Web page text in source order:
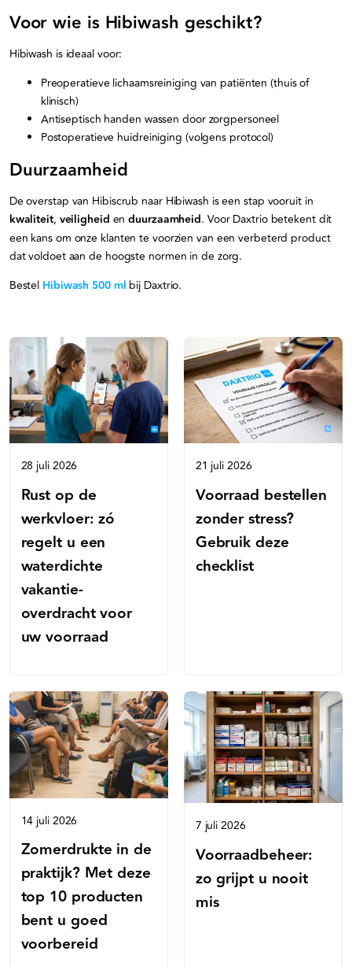
Voor wie is Hibiwash geschikt?
Hibiwash is ideaal voor:
Preoperatieve lichaamsreiniging van patiënten (thuis of
klinisch)
Antiseptisch handen wassen door zorgpersoneel
Postoperatieve huidreiniging (volgens protocol)
Duurzaamheid
De overstap van Hibiscrub naar Hibiwash is een stap vooruit in
kwaliteit, veiligheid enduurzaamheid. Voor Daxtrio betekent dit
een kans om onze klanten te voorzien van een verbeterd product
dat voldoet aan de hoogste normen in de zorg.
Bestel Hibiwash 500 ml bij Daxtrio.
28 juli 2026
Rust op de
werkvloer: zó
regelt u een
waterdichte
vakantie-
overdracht voor
uw voorraad
21 juli 2026
Voorraad bestellen
zonder stress?
Gebruik deze
checklist
14 juli 2026
Zomerdrukte in de
praktijk? Met deze
top 10 producten
bent u goed
voorbereid
7 juli 2026
Voorraadbeheer:
zo grijpt u nooit
mis